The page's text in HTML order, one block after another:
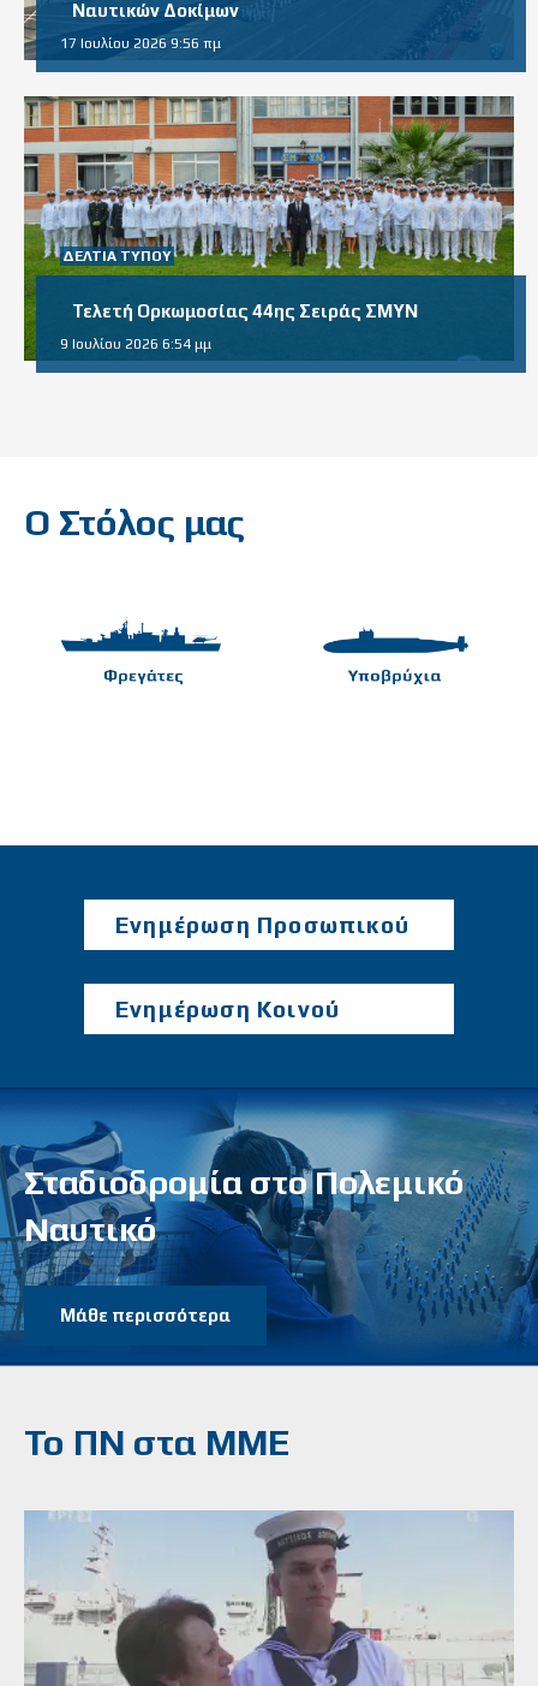
Ναυτικών Δοκίμων
17 Ιουλίου 2026 9:56 πμ
ΔΕΛΤΊΑ ΤΎΠΟΥ
Τελετή Ορκωμοσίας 44ης Σειράς ΣΜΥΝ
9 Ιουλίου 2026 6:54 μμ
Ο Στόλος μας
Ενημέρωση Προσωπικού
Ενημέρωση Κοινού
Σταδιοδρομία στο Πολεμικό
Ναυτικό
Μάθε περισσότερα
Το ΠΝ στα ΜΜΕ